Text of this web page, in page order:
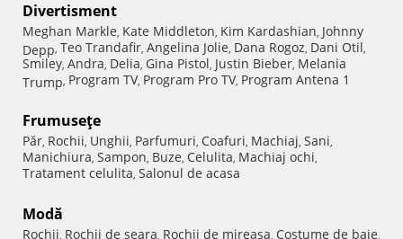
Divertisment
Meghan Markle, Kate Middleton, Kim Kardashian, Johnny
Depp, Teo Trandafir, Angelina Jolie, Dana Rogoz, Dani Otil,
Smiley, Andra, Delia, Gina Pistol, Justin Bieber, Melania
Trump, Program TV, Program Pro TV, Program Antena 1
Frumuseţe
Păr, Rochii, Unghii, Parfumuri, Coafuri, Machiaj, Sani,
Manichiura, Sampon, Buze, Celulita, Machiaj ochi,
Tratament celulita, Salonul de acasa
Modă
Rochii, Rochii de seara, Rochii de mireasa, Costume de baie,